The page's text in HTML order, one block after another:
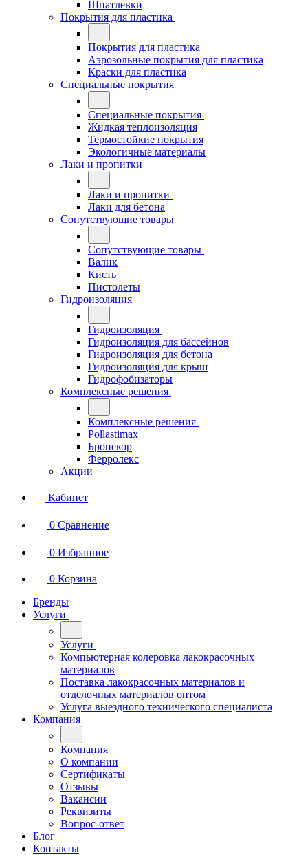
Шпатлевки
Покрытия для пластика
Покрытия для пластика
Аэрозольные покрытия для пластика
Краски для пластика
Специальные покрытия
Специальные покрытия
Жидкая теплоизоляция
Термостойкие покрытия
Экологичные материалы
Лаки и пропитки
Лаки и пропитки
Лаки для бетона
Сопутствующие товары
Сопутствующие товары
Валик
Кисть
Пистолеты
Гидроизоляция
Гидроизоляция
Гидроизоляция для бассейнов
Гидроизоляция для бетона
Гидроизоляция для крыш
Гидрофобизаторы
Комплексные решения
Комплексные решения
Pollastimax
Бронекор
Ферролекс
Акции
Кабинет
0 Сравнение
0 Избранное
0 Корзина
Бренды
Услуги
Услуги
Компьютерная колеровка лакокрасочных
материалов
Поставка лакокрасочных материалов и
отделочных материалов оптом
Услуга выездного технического специалиста
Компания
Компания
О компании
Сертификаты
Отзывы
Вакансии
Реквизиты
Вопрос-ответ
Блог
Контакты